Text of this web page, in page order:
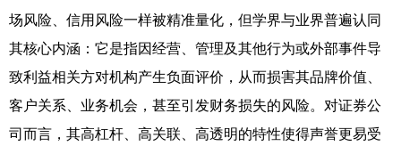
场风险、信用风险一样被精准量化，但学界与业界普遍认同
其核心内涵：它是指因经营、管理及其他行为或外部事件导
致利益相关方对机构产生负面评价，从而损害其品牌价值、
客户关系、业务机会，甚至引发财务损失的风险。对证券公
司而言，其高杠杆、高关联、高透明的特性使得声誉更易受